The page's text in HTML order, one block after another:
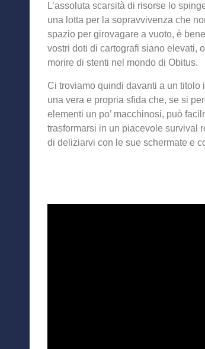
L’assoluta scarsità di risorse lo
una lotta per la sopravvivenza che
spazio per girovagare a vuoto, è
vostri doti di cartografi siano elevati,
morire di stenti nel mondo di Obitus.
Ci troviamo quindi davanti a un titolo
una vera e propria sfida che, se si
elementi un po’ macchinosi, può
trasformarsi in un piacevole survival
di deliziarvi con le sue schermate e